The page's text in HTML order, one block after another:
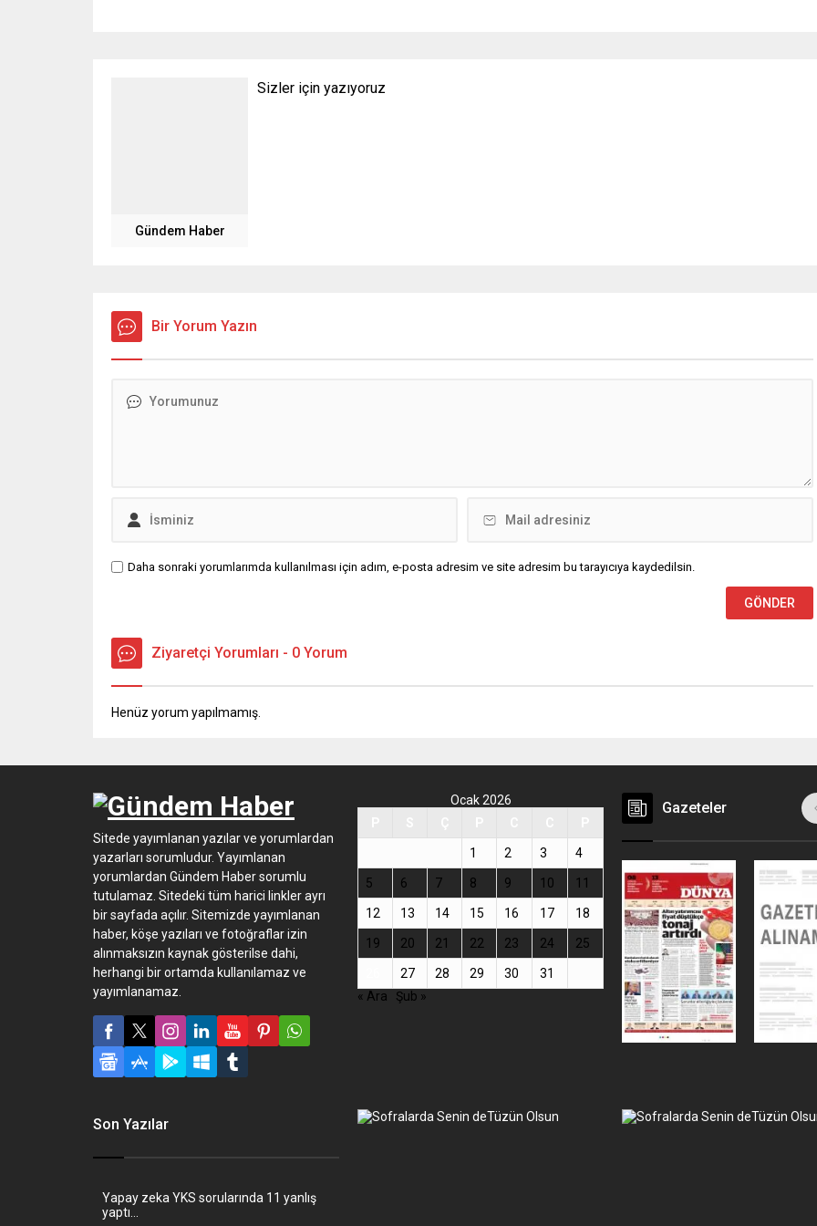
Gündem Haber
Sizler için yazıyoruz
Bir Yorum Yazın
Daha sonraki yorumlarımda kullanılması için adım, e-posta adresim ve site adresim bu tarayıcıya kaydedilsin.
Ziyaretçi Yorumları - 0 Yorum
Henüz yorum yapılmamış.
Sitede yayımlanan yazılar ve yorumlardan
yazarları sorumludur. Yayımlanan
yorumlardan Gündem Haber sorumlu
tutulamaz. Sitedeki tüm harici linkler ayrı
bir sayfada açılır. Sitemizde yayımlanan
haber, köşe yazıları ve fotoğraflar izin
alınmaksızın kaynak gösterilse dahi,
herhangi bir ortamda kullanılamaz ve
yayımlanamaz.
Ocak 2026
1 2 3 4
5 6 7 8 9 10 11
12 13 14 15 16 17 18
19 20 21 22 23 24 25
27 28 29 30
31
« Ara
Şub »
Gazeteler
Son Yazılar
Yapay zeka YKS sorularında 11 yanlış
yaptı…